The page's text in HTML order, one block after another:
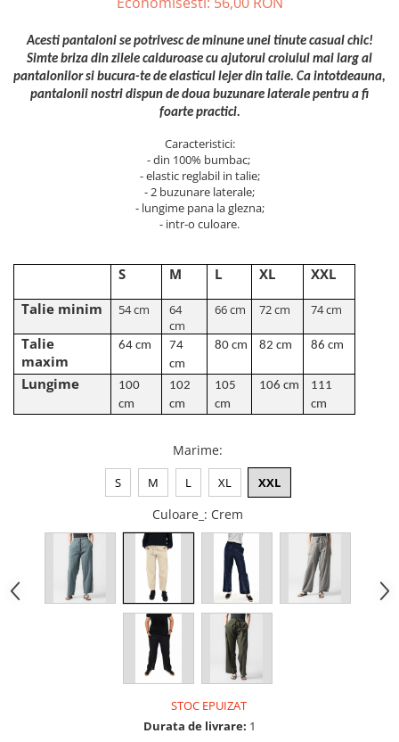
Căciuli
Eșarfe
Bentițe
Acesti pantaloni se potrivesc de minune unei tinute casual chic!
Simte briza din zilele calduroase cu ajutorul croiulul mai larg al
pantalonilor si bucura-te de elasticul lejer din talie. Ca intotdeauna,
pantalonii nostri dispun de doua buzunare laterale pentru a fi
foarte practici.
Caracteristici:
- din 100% bumbac;
- elastic reglabil in talie;
- 2 buzunare laterale;
- lungime pana la glezna;
- intr-o culoare.
S M L XL
XXL
Talie minim
54 cm
64
cm
66 cm 72 cm 74 cm
Talie
maxim
64 cm
74
cm
80 cm 82 cm 86 cm
Lungime
100
cm
102
cm
105
cm
106 cm
111
cm
Marime:
S M L XL XXL
Culoare_ : Crem
STOC EPUIZAT
Durata de livrare: 1